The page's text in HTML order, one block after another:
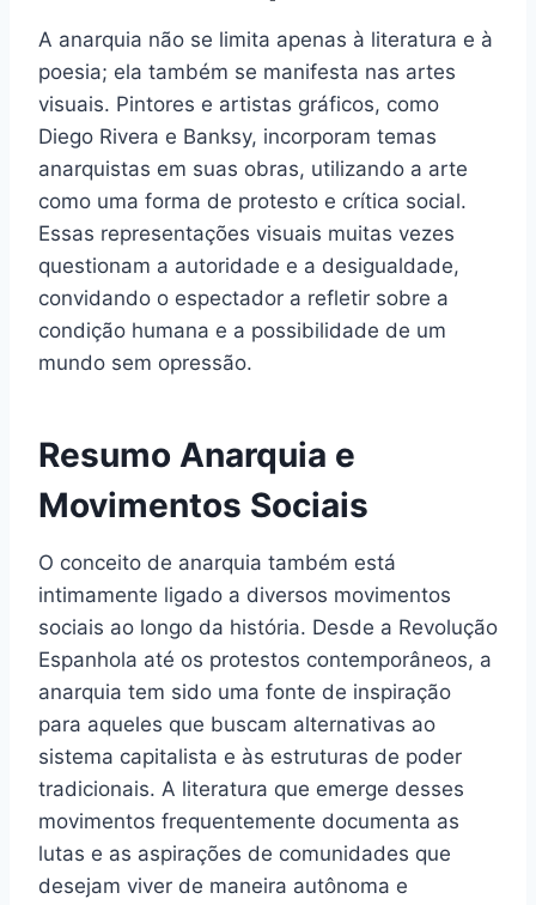
A anarquia não se limita apenas à literatura e à
poesia; ela também se manifesta nas artes
visuais. Pintores e artistas gráficos, como
Diego Rivera e Banksy, incorporam temas
anarquistas em suas obras, utilizando a arte
como uma forma de protesto e crítica social.
Essas representações visuais muitas vezes
questionam a autoridade e a desigualdade,
convidando o espectador a refletir sobre a
condição humana e a possibilidade de um
mundo sem opressão.
Resumo Anarquia e
Movimentos Sociais
O conceito de anarquia também está
intimamente ligado a diversos movimentos
sociais ao longo da história. Desde a Revolução
Espanhola até os protestos contemporâneos, a
anarquia tem sido uma fonte de inspiração
para aqueles que buscam alternativas ao
sistema capitalista e às estruturas de poder
tradicionais. A literatura que emerge desses
movimentos frequentemente documenta as
lutas e as aspirações de comunidades que
desejam viver de maneira autônoma e